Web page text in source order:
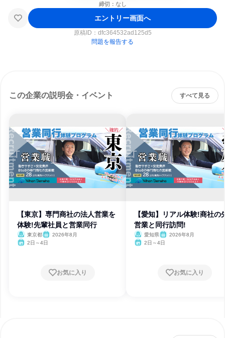
締切：なし
エントリー画面へ
原稿ID： dfc364532ad125d5
問題を報告する
この企業の説明会・イベント すべて見る
【東京】専門商社の法人営業を
体験!先輩社員と営業同行
東京都
2026年8月
2日～4日
お気に入り
【愛知】リアル体験!商社の
営業と同行訪問!
愛知県
2026年8月
2日～4日
お気に入り